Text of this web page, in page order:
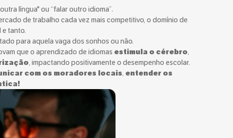
língua" ou “falar outro idioma”.
de trabalho cada vez mais competitivo, o domínio de
e tanto.
para aquela vaga dos sonhos ou não.
que o aprendizado de idiomas estimula o cérebro,
, impactando positivamente o desempenho escolar.
com os moradores locais, entender os